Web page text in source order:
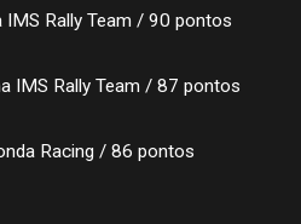
IMS Rally Team / 90 pontos
IMS Rally Team / 87 pontos
Racing / 86 pontos